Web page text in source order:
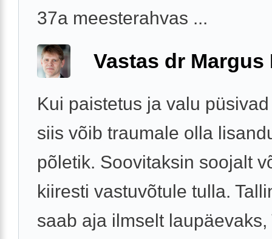
37a meesterahvas ...
Vastas dr Margus
Kui paistetus ja valu
siis võib traumale olla
põletik. Soovitaksin soojalt
kiiresti vastuvõtule tulla.
saab aja ilmselt laupäevaks,